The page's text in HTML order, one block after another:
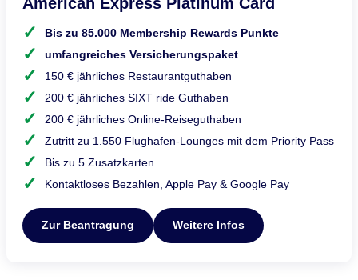
Bis zu 85.000 Membership Rewards Punkte
umfangreiches Versicherungspaket
150 € jährliches Restaurantguthaben
200 € jährliches SIXT ride Guthaben
200 € jährliches Online-Reiseguthaben
Zutritt zu 1.550 Flughafen-Lounges mit dem Priority Pass
Bis zu 5 Zusatzkarten
Kontaktloses Bezahlen, Apple Pay & Google Pay
Zur Beantragung Weitere Infos